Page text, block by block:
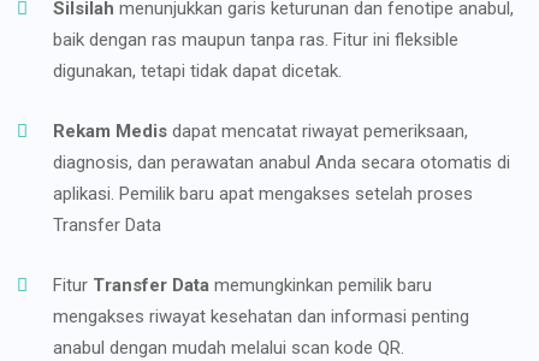
Silsilah menunjukkan garis keturunan dan fenotipe anabul,
baik dengan ras maupun tanpa ras. Fitur ini fleksible
digunakan, tetapi tidak dapat dicetak.
Rekam Medis dapat mencatat riwayat pemeriksaan,
diagnosis, dan perawatan anabul Anda secara otomatis di
aplikasi. Pemilik baru apat mengakses setelah proses
Transfer Data
Fitur Transfer Data memungkinkan pemilik baru
mengakses riwayat kesehatan dan informasi penting
anabul dengan mudah melalui scan kode QR.